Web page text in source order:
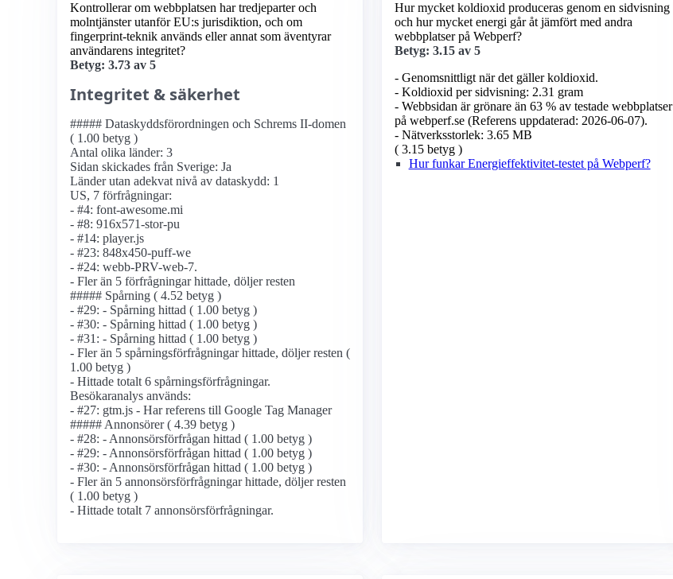
Kontrollerar om webbplatsen har tredjeparter och
molntjänster utanför EU:s jurisdiktion, och om
fingerprint-teknik används eller annat som äventyrar
användarens integritet?
Betyg: 3.73 av 5
Integritet & säkerhet
##### Dataskyddsförordningen och Schrems II-domen
( 1.00 betyg )
Antal olika länder: 3
Sidan skickades från Sverige: Ja
Länder utan adekvat nivå av dataskydd: 1
US, 7 förfrågningar:
- #4: font-awesome.mi
- #8: 916x571-stor-pu
- #14: player.js
- #23: 848x450-puff-we
- #24: webb-PRV-web-7.
- Fler än 5 förfrågningar hittade, döljer resten
##### Spårning ( 4.52 betyg )
- #29: - Spårning hittad ( 1.00 betyg )
- #30: - Spårning hittad ( 1.00 betyg )
- #31: - Spårning hittad ( 1.00 betyg )
- Fler än 5 spårnings­förfrågningar hittade, döljer resten (
1.00 betyg )
- Hittade totalt 6 spårnings­förfrågningar.
Besökaranalys används:
- #27: gtm.js - Har referens till Google Tag Manager
##### Annonsörer ( 4.39 betyg )
- #28: - Annonsörs­förfrågan hittad ( 1.00 betyg )
- #29: - Annonsörs­förfrågan hittad ( 1.00 betyg )
- #30: - Annonsörs­förfrågan hittad ( 1.00 betyg )
- Fler än 5 annonsörs­förfrågningar hittade, döljer resten
( 1.00 betyg )
- Hittade totalt 7 annonsörs­förfrågningar.
Hur mycket koldioxid produceras genom en sidvisning
och hur mycket energi går åt jämfört med andra
webbplatser på Webperf?
Betyg: 3.15 av 5
- Genomsnittligt när det gäller koldioxid.
- Koldioxid per sidvisning: 2.31 gram
- Webbsidan är grönare än 63 % av testade webbplatser
på webperf.se (Referens uppdaterad: 2026-06-07).
- Nätverksstorlek: 3.65 MB
( 3.15 betyg )
Hur funkar Energieffektivitet-testet på Webperf?